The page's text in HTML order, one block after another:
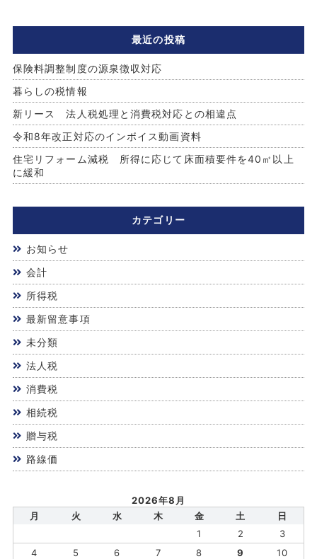
最近の投稿
保険料調整制度の源泉徴収対応
暮らしの税情報
新リース 法人税処理と消費税対応との相違点
令和8年改正対応のインボイス動画資料
住宅リフォーム減税 所得に応じて床面積要件を40㎡以上
に緩和
カテゴリー
お知らせ
会計
所得税
最新留意事項
未分類
法人税
消費税
相続税
贈与税
路線価
2026年8月
月
火 水 木 金 土
日
1
2
3
4
5 6 7 8 9
10